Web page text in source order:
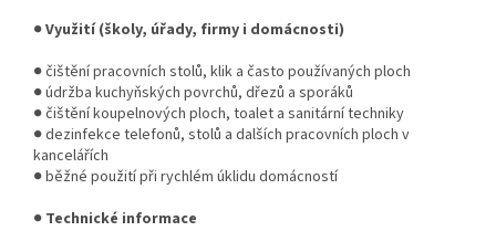
●Využití (školy, úřady, firmy i domácnosti)
● čištění pracovních stolů, klik a často používaných ploch
● údržba kuchyňských povrchů, dřezů a sporáků
● čištění koupelnových ploch, toalet a sanitární techniky
● dezinfekce telefonů, stolů a dalších pracovních ploch v
kancelářích
● běžné použití při rychlém úklidu domácností
● Technické informace